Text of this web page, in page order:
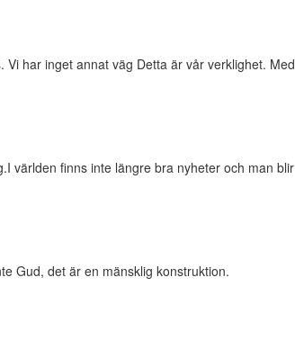
har inget annat väg Detta är vår verklighet. Med
världen finns inte längre bra nyheter och man blir
Gud, det är en mänsklig konstruktion.